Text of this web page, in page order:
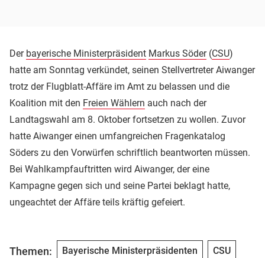
Der bayerische Ministerpräsident Markus Söder(CSU)
hatte am Sonntag verkündet, seinen Stellvertreter Aiwanger
trotz der Flugblatt-Affäre im Amt zu belassen und die
Koalition mit den Freien Wählern auch nach der
Landtagswahl am 8. Oktober fortsetzen zu wollen. Zuvor
hatte Aiwanger einen umfangreichen Fragenkatalog
Söders zu den Vorwürfen schriftlich beantworten müssen.
Bei Wahlkampfauftritten wird Aiwanger, der eine
Kampagne gegen sich und seine Partei beklagt hatte,
ungeachtet der Affäre teils kräftig gefeiert.
Themen: Bayerische Ministerpräsidenten CSU